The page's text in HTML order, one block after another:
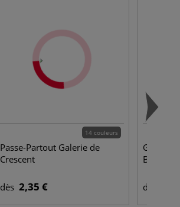
14 couleurs
Passe-Partout Galerie de
Crescent
dès 2,35 €
Gesso
dès